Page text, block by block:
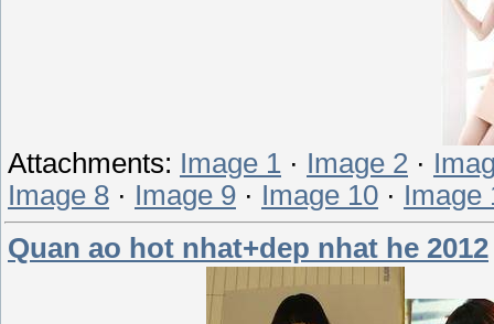
Attachments: Image 1 · Image 2 ·
Image 8 · Image 9 · Image 10 · Image
Quan ao hot nhat+dep nhat he 2012